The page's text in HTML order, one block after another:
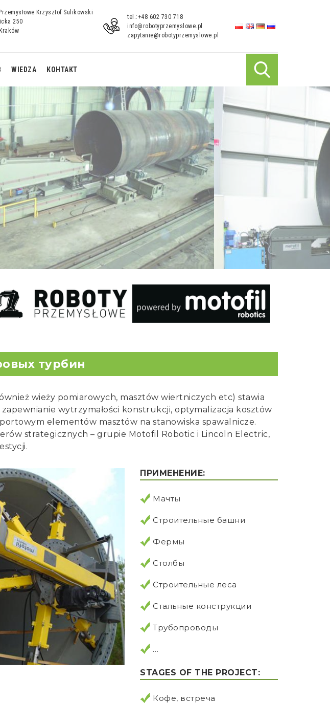
Krzysztof Sulikowski
250
tel.:+48 602 730 718
info@robotyprzemyslowe.pl
zapytanie@robotyprzemyslowe.pl
WIEDZA КОНТАКТ
турбин
wieży pomiarowych, masztów wiertniczych etc) stawia
wytrzymałości konstrukcji, optymalizacja kosztów
elementów masztów na stanowiska spawalnicze.
strategicznych – grupie Motofil Robotic i Lincoln Electric,
ПРИМЕНЕНИЕ:
Мачты
Строительные башни
Фермы
Столбы
Строительные леса
Стальные конструкции
Трубопроводы
…
STAGES OF THE PROJECT:
Кофе, встреча